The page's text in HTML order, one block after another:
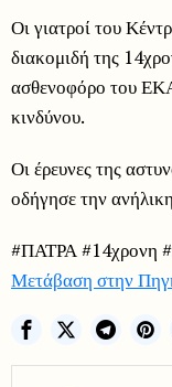
Οι γιατροί του
διακομιδή της
ασθενοφόρο του
κινδύνου.
Οι έρευνες της
οδήγησε την
#ΠΑΤΡΑ
Μετάβαση στην